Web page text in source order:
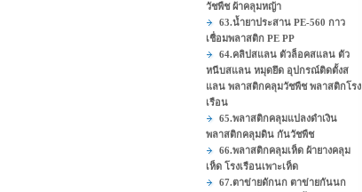
วัชพืช ผ้าคลุมหญ้า
63.น้ำยาประสาน PE-560 กาว
เชื่อมพลาสติก PE PP
64.คลิปสแลน ตัวล็อคสแลน ตัว
หนีบสแลน หมุดยึด อุปกรณ์ติดตั้งส
แลน พลาสติกคลุมวัชพืช พลาสติกโรง
เรือน
65.พลาสติกคลุมแปลงดำเงิน
พลาสติกคลุมดิน กันวัชพืช
66.พลาสติกคลุมเห็ด ผ้ายางคลุม
เห็ด โรงเรือนเพาะเห็ด
67.ตาข่ายดักนก ตาข่ายกันนก